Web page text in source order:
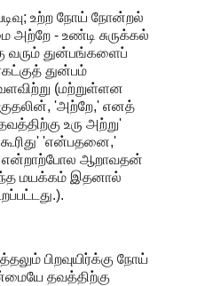
உற்ற நோய் நோன்றல்
அற்றே - உண்டி சுருக்கல்
வரும் துன்பங்களைப்
துன்பம்
(மற்றுள்ளன
'அற்றே,' எனத்
உரு அற்று'
'என்பதனை,'
என்றாற்போல ஆறாவதன்
மயக்கம் இதனால்
பிறவுயிர்க்கு நோய்
தவத்திற்கு